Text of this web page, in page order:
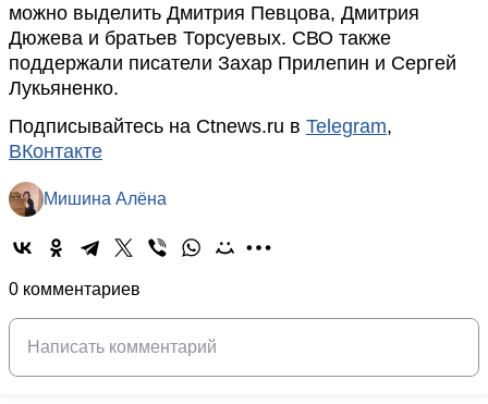
можно выделить Дмитрия Певцова, Дмитрия
Дюжева и братьев Торсуевых. СВО также
поддержали писатели Захар Прилепин и Сергей
Лукьяненко.
Подписывайтесь на Ctnews.ru в Telegram,
ВКонтакте
Мишина Алёна
0 комментариев